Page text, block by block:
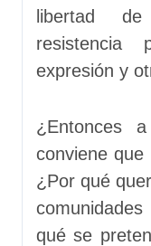
libertad de
resistencia
expresión y
¿Entonces
conviene
¿Por qué
qué se